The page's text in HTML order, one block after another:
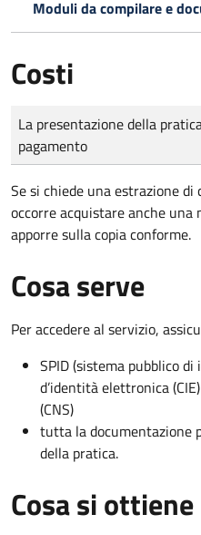
Moduli da compilare e
Costi
Tipo di pagamento
Importo
La presentazione della
pagamento
Se si chiede una estrazione
occorre acquistare anche una
apporre sulla copia conforme.
Cosa serve
Per accedere al servizio,
SPID (sistema pubblico
d’identità elettronica
(CNS)
tutta la documentazione
della pratica.
Cosa si ottiene